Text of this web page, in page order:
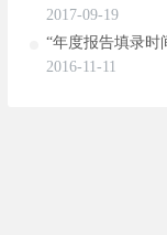
2017-09-19
“年度报告填录时
2016-11-11